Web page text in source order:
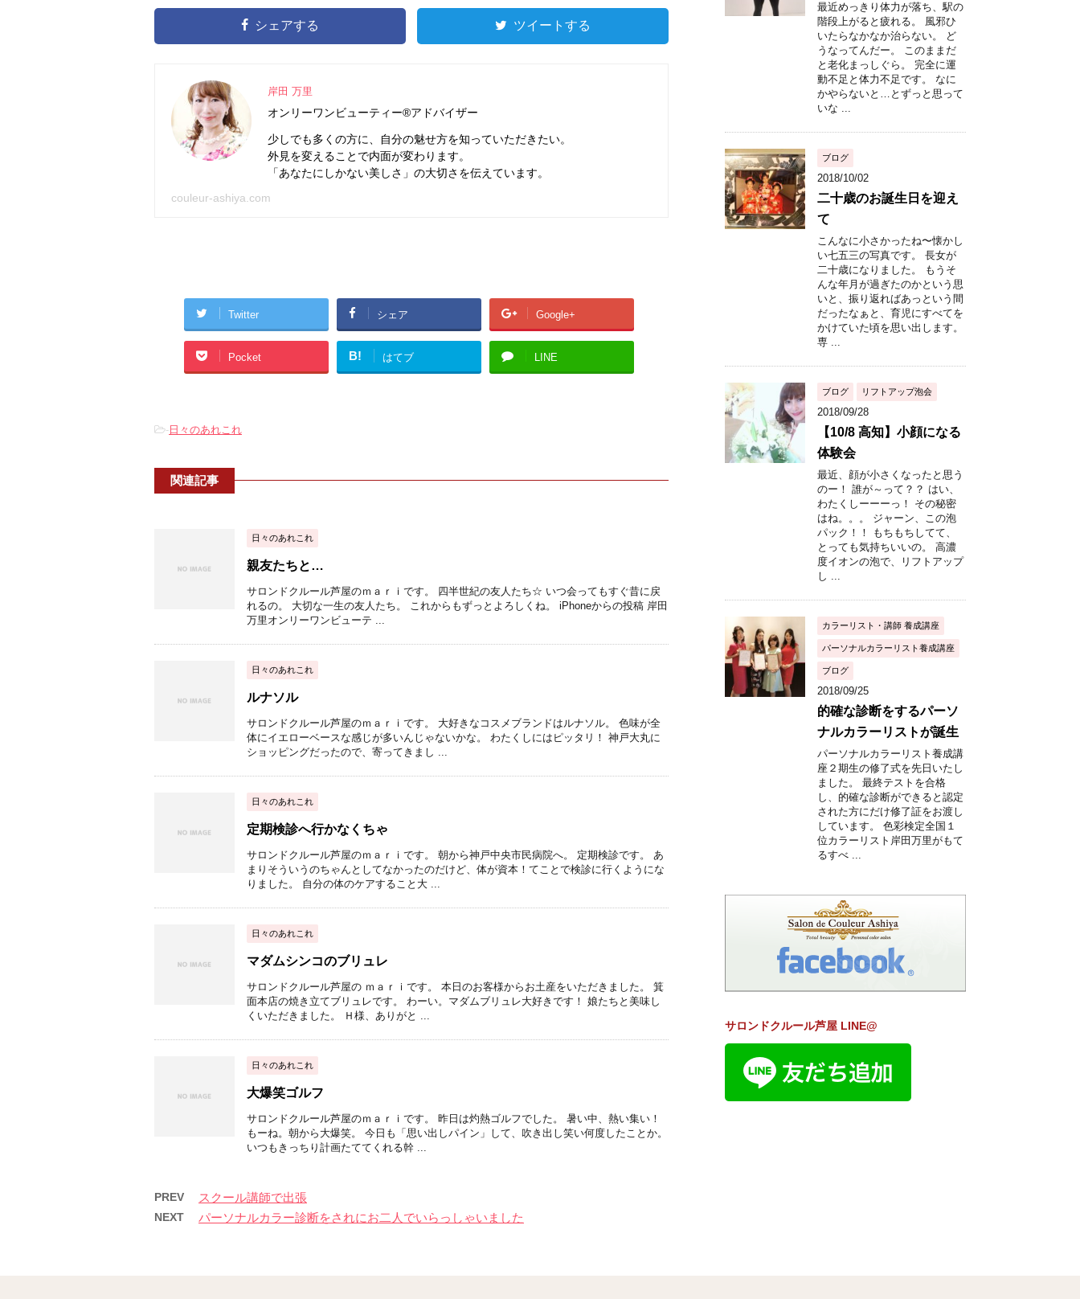
シェアする ツイートする
岸田 万里
オンリーワンビューティー®アドバイザー
少しでも多くの方に、自分の魅せ方を知っていただきたい。
外見を変えることで内面が変わります。
「あなたにしかない美しさ」の大切さを伝えています。
couleur-ashiya.com
Twitter シェア Google+
Pocket B! はてブ LINE
- 日々のあれこれ
関連記事
日々のあれこれ
親友たちと…
サロンドクルール芦屋のｍａｒｉです。 四半世紀の友人たち☆ いつ会ってもすぐ昔に戻
れるの。 大切な一生の友人たち。 これからもずっとよろしくね。 iPhoneからの投稿 岸田
万里オンリーワンビューテ ...
日々のあれこれ
ルナソル
サロンドクルール芦屋のｍａｒｉです。 大好きなコスメブランドはルナソル。 色味が全
体にイエローベースな感じが多いんじゃないかな。 わたくしにはピッタリ！ 神戸大丸に
ショッピングだったので、寄ってきまし ...
日々のあれこれ
定期検診へ行かなくちゃ
サロンドクルール芦屋のｍａｒｉです。 朝から神戸中央市民病院へ。 定期検診です。 あ
まりそういうのちゃんとしてなかったのだけど、体が資本！てことで検診に行くようにな
りました。 自分の体のケアすること大 ...
日々のあれこれ
マダムシンコのブリュレ
サロンドクルール芦屋の ｍａｒｉです。 本日のお客様からお土産をいただきました。 箕
面本店の焼き立てブリュレです。 わーい。マダムブリュレ大好きです！ 娘たちと美味し
くいただきました。 Ｈ様、ありがと ...
日々のあれこれ
大爆笑ゴルフ
サロンドクルール芦屋のｍａｒｉです。 昨日は灼熱ゴルフでした。 暑い中、熱い集い！
もーね。朝から大爆笑。 今日も「思い出しパイン」して、吹き出し笑い何度したことか。
いつもきっちり計画たててくれる幹 ...
PREV スクール講師で出張
NEXT パーソナルカラー診断をされにお二人でいらっしゃいました
最近めっきり体力が落ち、駅の
階段上がると疲れる。 風邪ひ
いたらなかなか治らない。 ど
うなってんだー。 このままだ
と老化まっしぐら。 完全に運
動不足と体力不足です。 なに
かやらないと…とずっと思って
いな ...
ブログ
2018/10/02
二十歳のお誕生日を迎え
て
こんなに小さかったね〜懐かし
い七五三の写真です。 長女が
二十歳になりました。 もうそ
んな年月が過ぎたのかという思
いと、振り返ればあっという間
だったなぁと、育児にすべてを
かけていた頃を思い出します。
専 ...
ブログ リフトアップ泡会
2018/09/28
【10/8 高知】小顔になる
体験会
最近、顔が小さくなったと思う
のー！ 誰が～って？？ はい、
わたくしーーーっ！ その秘密
はね。。。 ジャーン、この泡
パック！！ もちもちしてて、
とっても気持ちいいの。 高濃
度イオンの泡で、リフトアップ
し ...
カラーリスト・講師 養成講座
パーソナルカラーリスト養成講座
ブログ
2018/09/25
的確な診断をするパーソ
ナルカラーリストが誕生
パーソナルカラーリスト養成講
座２期生の修了式を先日いたし
ました。 最終テストを合格
し、的確な診断ができると認定
された方にだけ修了証をお渡し
しています。 色彩検定全国１
位カラーリスト岸田万里がもて
るすべ ...
サロンドクルール芦屋 LINE@